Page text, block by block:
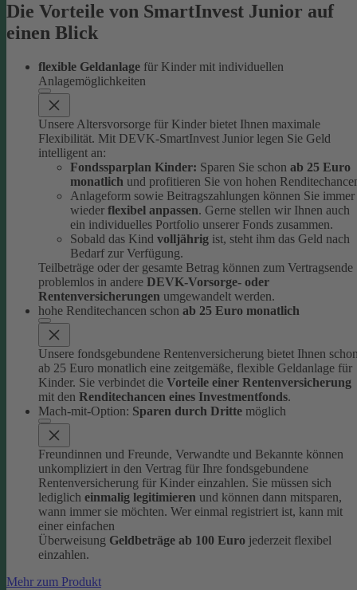
Die Vorteile von SmartInvest Junior auf
einen Blick
flexible Geldanlage für Kinder mit individuellen
Anlagemöglichkeiten
Unsere Altersvorsorge für Kinder bietet Ihnen maximale
Flexibilität. Mit DEVK-SmartInvest Junior legen Sie Geld
intelligent an:
Fondssparplan Kinder: Sparen Sie schon ab 25 Euro
monatlich und profitieren Sie von hohen
Anlageform sowie Beitragszahlungen können Sie immer
wieder flexibel anpassen. Gerne stellen wir Ihnen auch
ein individuelles Portfolio unserer Fonds zusammen.
Sobald das Kind volljährig ist, steht ihm das Geld nach
Bedarf zur Verfügung.
Teilbeträge oder der gesamte Betrag können zum Vertragsende
problemlos in andere DEVK-Vorsorge- oder
Rentenversicherungen umgewandelt werden.
hohe Renditechancen schon ab 25 Euro monatlich
Unsere fondsgebundene Rentenversicherung bietet Ihnen
ab 25 Euro monatlich eine zeitgemäße, flexible Geldanlage für
Kinder. Sie verbindet die Vorteile einer Rentenversicherung
mit den Renditechancen eines Investmentfonds.
Mach-mit-Option: Sparen durch Dritte möglich
Freundinnen und Freunde, Verwandte und Bekannte können
unkompliziert in den Vertrag für Ihre fondsgebundene
Rentenversicherung für Kinder einzahlen. Sie müssen sich
lediglich einmalig legitimieren und können dann mitsparen,
wann immer sie möchten. Wer einmal registriert ist, kann mit
einer einfachen
Überweisung Geldbeträge ab 100 Euro jederzeit flexibel
einzahlen.
Mehr zum Produkt